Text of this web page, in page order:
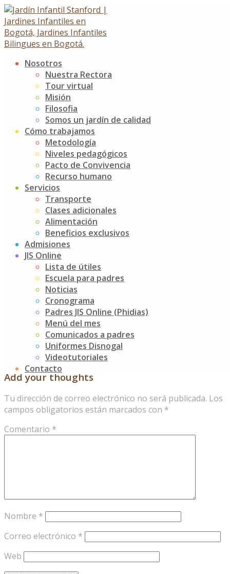
Skip
to
content
Nosotros
Nuestra Rectora
Tour virtual
Misión
Filosofia
Somos un jardín de calidad
Cómo trabajamos
Metodología
Niveles pedagógicos
Pacto de Convivencia
Recurso humano
Servicios
Transporte
Clases adicionales
Alimentación
Beneficios exclusivos
Admisiones
JIS Online
Lista de útiles
Escuela para padres
Noticias
Cronograma
Padres JIS Online (Phidias)
Menú del mes
Comunicados a padres
Uniformes Disnogal
Videotutoriales
Contacto
Izada de Bandera – Valor de
la femineidad y
caballerosidad
Izada de Bandera – Valor de la femineidad y
caballerosidad
8 abril, 20175 septiembre, 2017
NoticiasJardín Infantil Stanford
El pasado Miércoles 29 de Marzo se llevó a cabo la
celebración de nuestra segunda izada de bandera a cargo
de K2E Y K4B en el Jardín Infantil Stanford trabajando el
valor de la Femineidad y caballerosidad, también
conmemoramos el Día internacional del agua.
En esta izada de bandera contamos con la presencia de 2
familias fundadoras del JIS (2007) quienes participaron y
disfrutaron de la celebración, Se hizo entrega del osito
Stanford a los niños fundadores (Lucia Gómez Urrea y
Mario Eduardo Murcia Rubiano).
navigation
Salida Divercity
Izada de Bandera del Día de la Tierra y el Día del Idioma
Add your thoughts
Tu dirección de correo electrónico no será publicada. Los
campos obligatorios están marcados con *
Comentario *
Nombre *
Correo electrónico *
Web